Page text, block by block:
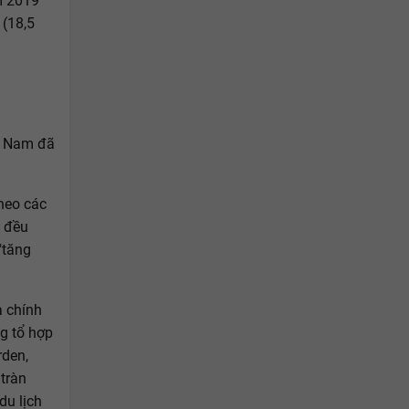
đã
các
đều
chính
tổ hợp
lịch